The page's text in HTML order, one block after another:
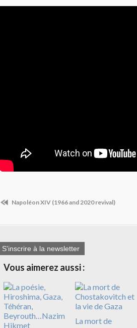
Napoléon XIV (1966 and 2020 revival)
S'inscrire à la newsletter
Vous aimerez aussi :
La mort de